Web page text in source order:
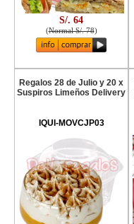
S/. 64
(Normal S/. 78)
Regalos 28 de Julio y 20 x
Suspiros Limeños Delivery
IQUI-MOVCJP03